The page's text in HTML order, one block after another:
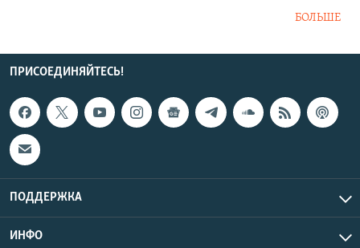
БОЛЬШЕ
ПРИСОЕДИНЯЙТЕСЬ!
ПОДДЕРЖКА
ИНФО